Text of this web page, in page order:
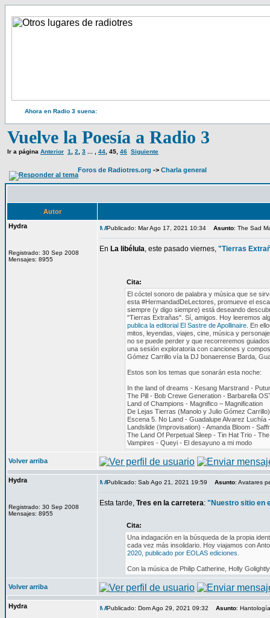
Ahora en Radio 3 suena:
Vuelve la Poesía a Radio 3
Ir a página Anterior 1 2 3 44 45 46 Siguiente
Foros de Radiotres.org -> Charla general
Autor
Hydra
Registrado: 30 Sep 2008
Mensajes: 8955
Publicado: Mar Ago 17, 2021 10:34 Asunto: The Sad
En La libélula, este pasado viernes, "Tierras
Cita:
El cóctel sonoro de palabra y música que se
esta #HermandadDeLectores, promueve el
siempre (y digo siempre) está deseando
"Tierras Extrañas". Sí, amigos. Hoy leeremos
publica la editorial El Sastre de Apollinaire. En
mitos, leyendas, viajes, cine, música y
no se puede perder y que recorreremos
una sesión exploratoria con canciones y
Gómez Carrillo vía la DJ bonaerense Barda,
Estos son los temas que sonarán esta noche:
In the land of dreams - Kesang Marstrand -
The Pill - Bob Crewe Generation - Barbarella
Land of Champions - Magnifico – Magnification
De Lejas Tierras (Manolo y Julio Gómez
Escena 5. No Land - Guadalupe Alvarez Luchía
Landslide (Improvisation) - Amanda Bloom -
The Land Of Perpetual Sleep - Tin Hat Trio -
Vampires - Queyi - El desayuno a mi modo
Volver arriba
Hydra
Registrado: 30 Sep 2008
Mensajes: 8955
Publicado: Sab Ago 21, 2021 19:59 Asunto: Avatares
Esta tarde, Tres en la carretera: "Nuestro sitio en
Cita:
Una indagación en la búsqueda de la propia
cada vez más insolidario. Hoy viajamos con
2020, publicado por EOLAS ediciones
Con la música de Philip Catherine, Holly
Volver arriba
Hydra Publicado: Dom Ago 29, 2021 09:32 Asunto: Hantología